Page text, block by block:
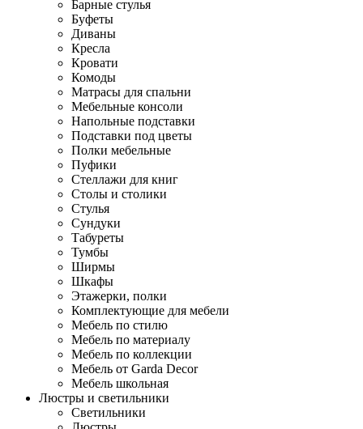
Барные стулья
Буфеты
Диваны
Кресла
Кровати
Комоды
Матрасы для спальни
Мебельные консоли
Напольные подставки
Подставки под цветы
Полки мебельные
Пуфики
Стеллажи для книг
Столы и столики
Стулья
Сундуки
Табуреты
Тумбы
Ширмы
Шкафы
Этажерки, полки
Комплектующие для мебели
Мебель по стилю
Мебель по материалу
Мебель по коллекции
Мебель от Garda Decor
Мебель школьная
Люстры и светильники
Светильники